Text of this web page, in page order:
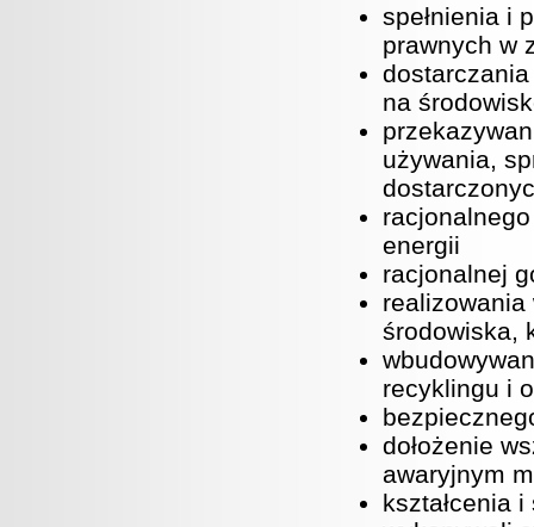
spełnienia i
prawnych w
dostarczania
na
używania,
energii
racjonalnej
środowiska,
recyklingu i
dołożenie
awaryjnym
kształcenia